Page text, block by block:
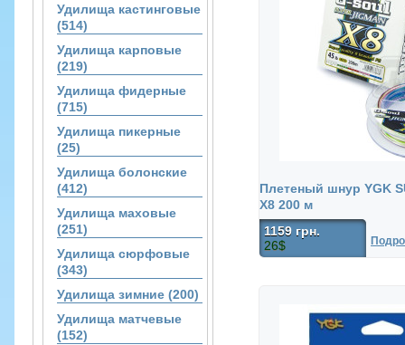
Удилища кастинговые
(514)
Удилища карповые
(219)
Удилища фидерные
(715)
Удилища пикерные
(25)
Удилища болонские
(412)
Удилища маховые
(251)
Удилища сюрфовые
(343)
Удилища зимние (200)
Удилища матчевые
(152)
Плетеный шнур YGK
X8 200 м
1159 грн.
26$